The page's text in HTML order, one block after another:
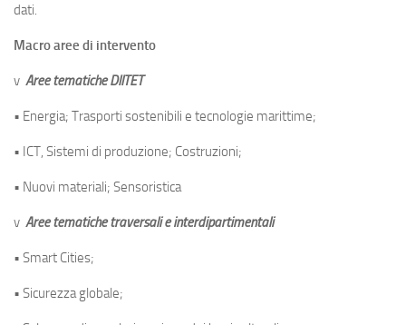
dati.
Macro aree di intervento
v Aree tematiche DIITET
• Energia; Trasporti sostenibili e tecnologie marittime;
• ICT, Sistemi di produzione; Costruzioni;
• Nuovi materiali; Sensoristica
v Aree tematiche traversali e interdipartimentali
• Smart Cities;
• Sicurezza globale;